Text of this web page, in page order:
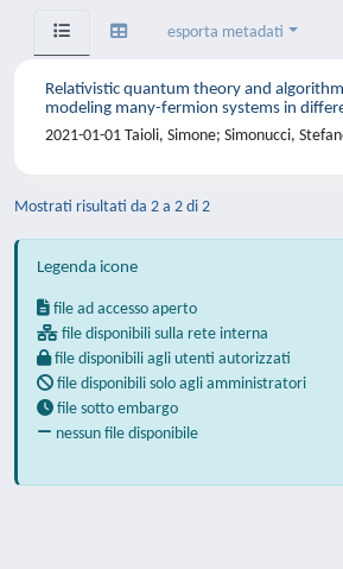
esporta metadati
Relativistic quantum theory and
modeling many-fermion systems in
2021-01-01 Taioli, Simone; Simonucci,
Mostrati risultati da 2 a 2 di 2
Legenda icone
file ad accesso aperto
file disponibili sulla rete interna
file disponibili agli utenti autorizzati
file disponibili solo agli amministratori
file sotto embargo
nessun file disponibile